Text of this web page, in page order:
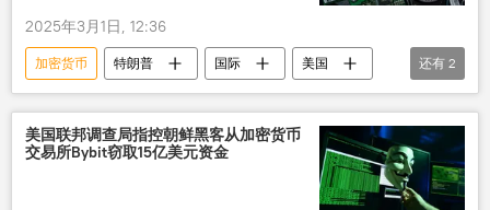
2025年3月1日, 12:36
加密货币 特朗普 国际
美国
峰会
白宫
还有 2
美国联邦调查局指控朝鲜黑客从加密货币
交易所Bybit窃取15亿美元资金